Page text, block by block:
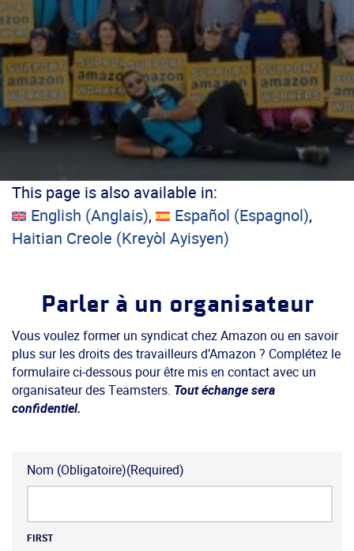
This page is also available in:
English (Anglais) Español (Espagnol)
Haitian Creole (Kreyòl Ayisyen)
Parler à un organisateur
Vous voulez former un syndicat chez Amazon ou en savoir
plus sur les droits des travailleurs d’Amazon ? Complétez le
formulaire ci-dessous pour être mis en contact avec un
organisateur des Teamsters. Tout échange sera
confidentiel.
Nom (Obligatoire)(Required)
FIRST